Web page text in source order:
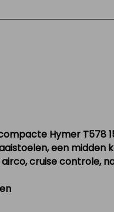
stoel
Hymer T578
een
cruise controle,